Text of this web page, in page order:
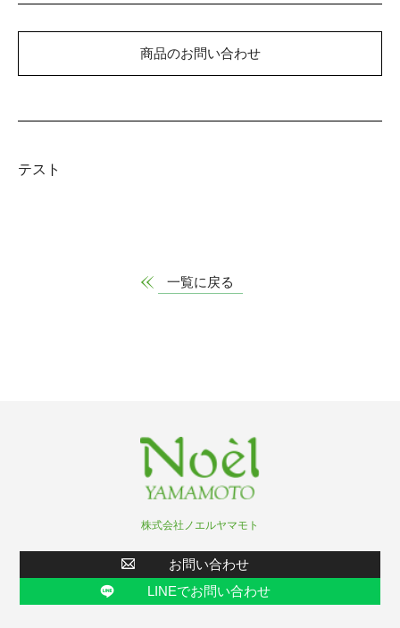
商品のお問い合わせ
テスト
一覧に戻る
株式会社ノエルヤマモト
お問い合わせ
LINEでお問い合わせ